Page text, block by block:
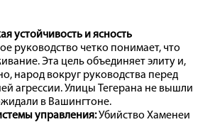
устойчивость и ясность
руководство четко понимает, что
Эта цель объединяет элиту и,
народ вокруг руководства перед
агрессии. Улицы Тегерана не вышли
в Вашингтоне.
управления:Убийство Хаменеи